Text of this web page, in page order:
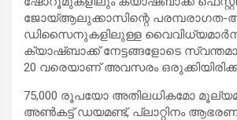
ജോയ്ആലുക്കാസിന്റെ
ഡിസൈനുകളിലുള്ള
ക്യാഷ്ബാക്ക് നേട്ടങ്ങളോടെ
20 വരെയാണ് അവസരം
75,000 രൂപയോ അതിലധികമോ
അൺകട്ട് ഡയമണ്ട്, പ്ലാറ്റിനം